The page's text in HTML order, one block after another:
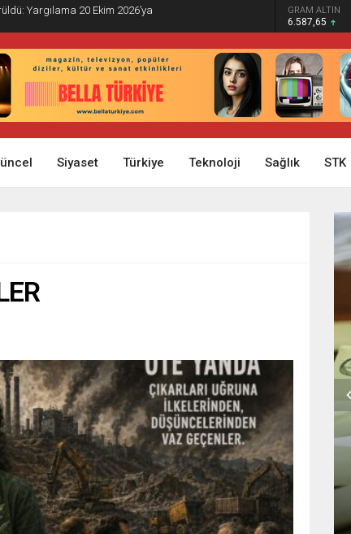
Yargılama 20 Ekim 2026’ya
GRAM ALTIN
6.587,65
Siyaset Türkiye Teknoloji Sağlık STK